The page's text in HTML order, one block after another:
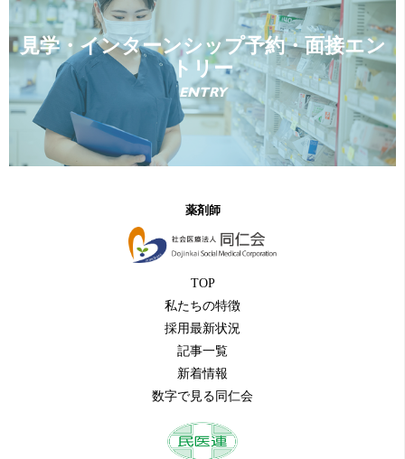
見学・インターンシップ予約・面接エン
トリー
ENTRY
薬剤師
TOP
私たちの特徴
採用最新状況
記事一覧
新着情報
数字で見る同仁会